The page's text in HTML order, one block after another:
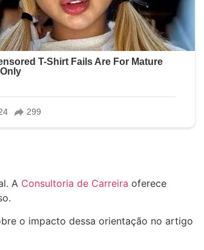
A Consultoria de Carreira oferece
o impacto dessa orientação no artigo